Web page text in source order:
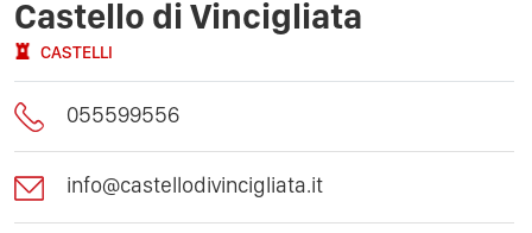
Castello di Vincigliata
CASTELLI
055599556
info@castellodivincigliata.it